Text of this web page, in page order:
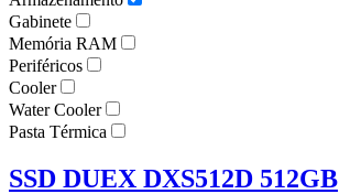
Gabinete
Memória RAM
Periféricos
Cooler
Water Cooler
Pasta Térmica
SSD DUEX DXS512D 512GB